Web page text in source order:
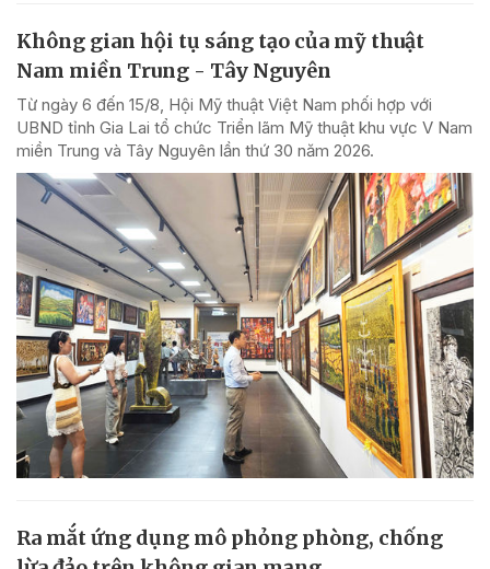
Không gian hội tụ sáng tạo của mỹ thuật
Nam miền Trung - Tây Nguyên
Từ ngày 6 đến 15/8, Hội Mỹ thuật Việt Nam phối hợp với
UBND tỉnh Gia Lai tổ chức Triển lãm Mỹ thuật khu vực V Nam
miền Trung và Tây Nguyên lần thứ 30 năm 2026.
Ra mắt ứng dụng mô phỏng phòng, chống